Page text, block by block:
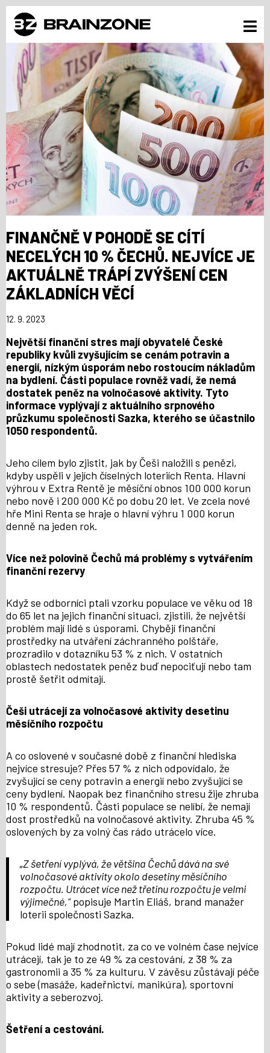
FINANČNĚ V POHODĚ SE CÍTÍ
NECELÝCH 10 % ČECHŮ. NEJVÍCE JE
AKTUÁLNĚ TRÁPÍ ZVÝŠENÍ CEN
ZÁKLADNÍCH VĚCÍ
12. 9. 2023
Největší finanční stres mají obyvatelé České
republiky kvůli zvyšujícím se cenám potravin a
energií, nízkým úsporám nebo rostoucím nákladům
na bydlení. Části populace rovněž vadí, že nemá
dostatek peněz na volnočasové aktivity. Tyto
informace vyplývají z aktuálního srpnového
průzkumu společnosti Sazka, kterého se účastnilo
1050 respondentů.
Jeho cílem bylo zjistit, jak by Češi naložili s penězi,
kdyby uspěli v jejích číselných loteriích Renta. Hlavní
výhrou v Extra Rentě je měsíční obnos 100 000 korun
nebo nově i 200 000 Kč po dobu 20 let. Ve zcela nové
hře Mini Renta se hraje o hlavní výhru 1 000 korun
denně na jeden rok.
Více než polovině Čechů má problémy s vytvářením
finanční rezervy
Když se odborníci ptali vzorku populace ve věku od 18
do 65 let na jejich finanční situaci, zjistili, že největší
problém mají lidé s úsporami. Chybějí finanční
prostředky na utváření záchranného polštáře,
prozradilo v dotazníku 53 % z nich. V ostatních
oblastech nedostatek peněz buď nepociťují nebo tam
prostě šetřit odmítají.
Češi utrácejí za volnočasové aktivity desetinu
měsíčního rozpočtu
A co oslovené v současné době z finanční hlediska
nejvíce stresuje? Přes 57 % z nich odpovídalo, že
zvyšující se ceny potravin a energií nebo zvyšující se
ceny bydlení. Naopak bez finančního stresu žije zhruba
10 % respondentů. Části populace se nelíbí, že nemají
dost prostředků na volnočasové aktivity. Zhruba 45 %
oslovených by za volný čas rádo utrácelo více.
„Z šetření vyplývá, že většina Čechů dává na své
volnočasové aktivity okolo desetiny měsíčního
rozpočtu. Utrácet více než třetinu rozpočtu je velmi
výjimečné,“popisuje Martin Eliáš, brand manažer
loterii společnosti Sazka.
Pokud lidé mají zhodnotit, za co ve volném čase nejvíce
utrácejí, tak je to ze 49 % za cestování, z 38 % za
gastronomii a 35 % za kulturu. V závěsu zůstávají péče
o sebe (masáže, kadeřnictví, manikúra), sportovní
aktivity a seberozvoj.
Šetření a cestování.